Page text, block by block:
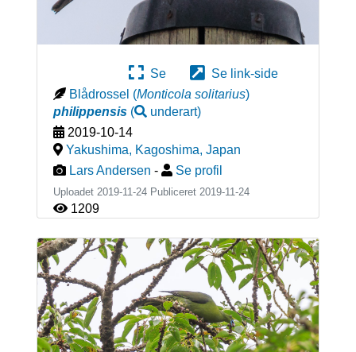
Se
Se link-side
Blådrossel (Monticola solitarius)
philippensis( underart)
2019-10-14
Yakushima, Kagoshima, Japan
Lars Andersen - Se profil
Uploadet 2019-11-24 Publiceret 2019-11-24
1209